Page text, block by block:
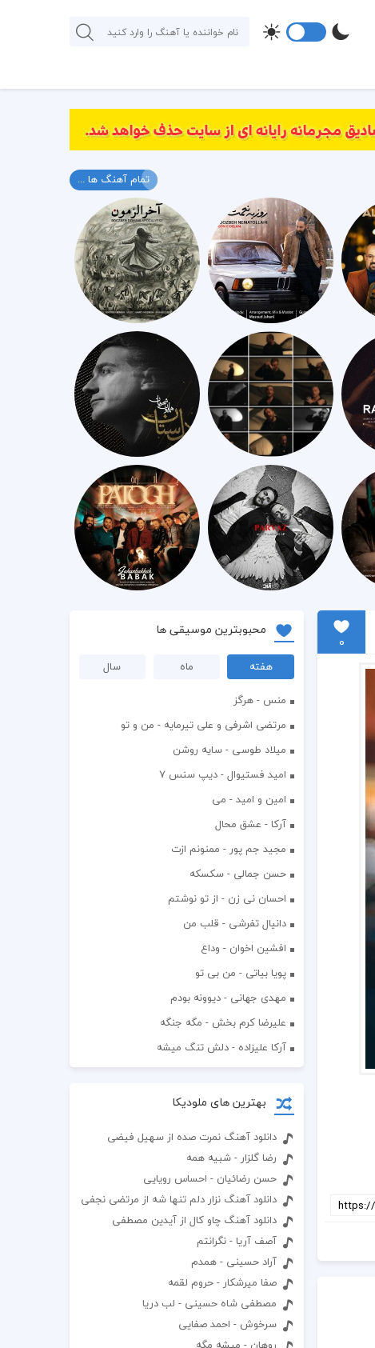
تمام آهنگ ها ...
0
محبوبترین موسیقی ها
هفته ماه
سال
منس - هرگز
مرتضی اشرفی و علی تیرمایه - من و تو
میلاد طوسی - سایه روشن
اميد فستيوال - ديپ سنس ۷
امین و امید - می
آرکا - عشق محال
مجید جم پور - ممنونم ازت
حسن جمالی - سکسکه
احسان نی زن - از تو نوشتم
دانیال تفرشی - قلب من
افشين اخوان - وداع
پویا بیاتی - من بی تو
مهدی جهانی - دیوونه بودم
علیرضا کرم بخش - مگه جنگه
آرکا علیزاده - دلش تنگ میشه
بهترین های ملودیکا
دانلود آهنگ نمرت صده از سهیل فیضی
رضا گلزار - شبیه همه
حسن رضائیان - احساس رویایی
دانلود آهنگ نزار دلم تنها شه از مرتضی نجفی
دانلود آهنگ چاو کال از آیدین مصطفی
آصف آریا - نگرانتم
آراد حسینی - همدم
صفا میرشکار - حروم لقمه
مصطفی شاه حسینی - لب دریا
سرخوش - احمد صفایی